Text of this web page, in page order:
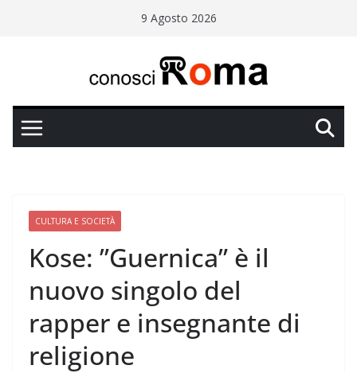
9 Agosto 2026
CULTURA E SOCIETÀ
Kose: ”Guernica” è il
nuovo singolo del
rapper e insegnante di
religione